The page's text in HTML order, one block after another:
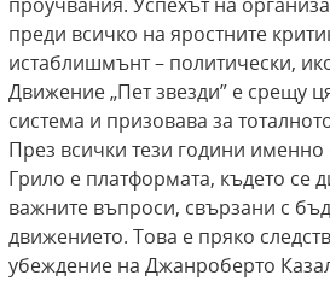
проучвания. Успехът на
преди всичко на яростните
истаблишмънт – политически,
Движение „Пет звезди” е срещу
система и призовава за
През всички тези години именно
Грило е платформата, където се
важните въпроси, свързани с
движението. Това е пряко
убеждение на Джанроберто